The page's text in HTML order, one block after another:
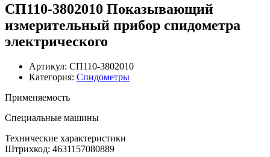
СП110-3802010 Показывающий
измерительный прибор спидометра
электрического
Артикул: СП110-3802010
Категория: Спидометры
Применяемость
Специальные машины
Технические характеристики
Штрихкод: 4631157080889